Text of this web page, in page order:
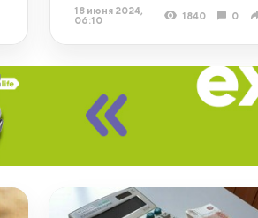
18 июня 2024,
06:10
1840 0